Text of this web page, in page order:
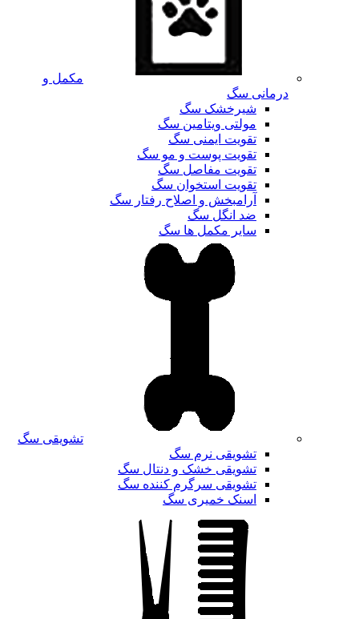
مکمل و
درمانی سگ
شیرخشک سگ
مولتی ویتامین سگ
تقویت ایمنی سگ
تقویت پوست و مو سگ
تقویت مفاصل سگ
تقویت استخوان سگ
آرامبخش و اصلاح رفتار سگ
ضد انگل سگ
سایر مکمل ها سگ
تشویقی سگ
تشویقی نرم سگ
تشویقی خشک و دنتال سگ
تشویقی سرگرم کننده سگ
اسنک خمیری سگ